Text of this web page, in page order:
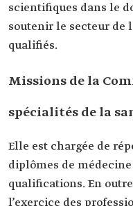
scientifiques dans le
soutenir le secteur de
qualifiés.
Missions de la
spécialités de la
Elle est chargée de
diplômes de
qualifications. En
l’exercice des